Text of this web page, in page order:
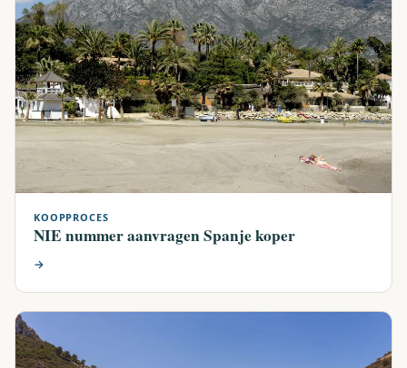
KOOPPROCES
NIE nummer aanvragen Spanje koper
→